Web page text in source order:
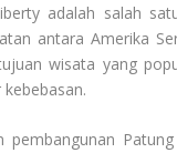
adalah salah
antara Amerika
wisata yang
pembangunan